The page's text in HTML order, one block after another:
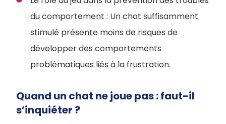
du comportement : Un chat suffisamment
stimulé présente moins de risques de
développer des comportements
problématiques liés à la frustration.
Quand un chat ne joue pas : faut-il
s’inquiéter ?